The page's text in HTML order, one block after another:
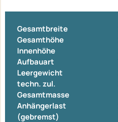
Gesamtbreite
Gesamthöhe
Innenhöhe
Aufbauart
Leergewicht
techn. zul.
Gesamtmasse
Anhängerlast
(gebremst)